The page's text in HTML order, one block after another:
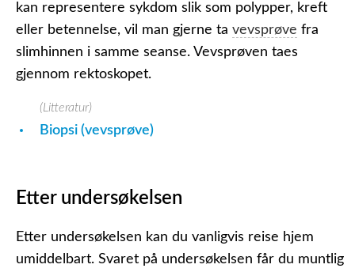
kan representere sykdom slik som polypper, kreft
eller betennelse, vil man gjerne ta vevsprøve fra
slimhinnen i samme seanse. Vevsprøven taes
gjennom rektoskopet.
(Litteratur)
Biopsi (vevsprøve)
Etter undersøkelsen
Etter undersøkelsen kan du vanligvis reise hjem
umiddelbart. Svaret på undersøkelsen får du muntlig